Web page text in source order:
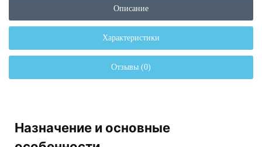
Описание
Характеристики
Отзывы (0)
Назначение и основные